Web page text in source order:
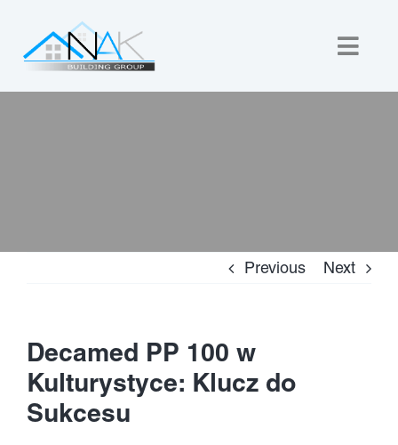
content
Commercial
Developments
Previous Next
Decamed PP 100 w
Kulturystyce: Klucz do
Sukcesu